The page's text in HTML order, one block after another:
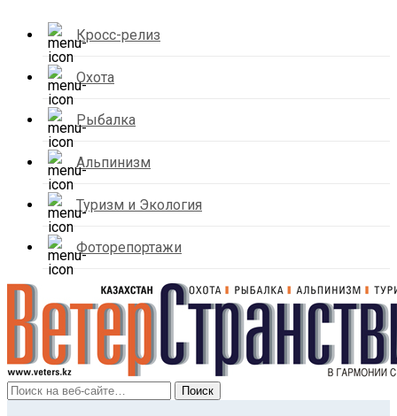
Кросс-релиз
Охота
Рыбалка
Альпинизм
Туризм и Экология
Фоторепортажи